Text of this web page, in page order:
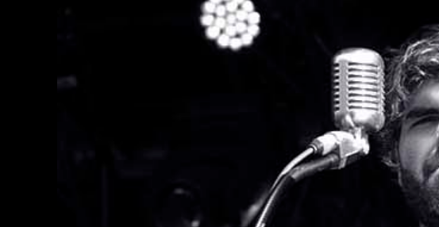
TOVE LO ÉTAIT DE PASSAGE AU MTELUS
LES DANSEURS ÉTOILES PARASITENT TON CIEL
JEFF MARTIN AU CORONA DE MONTRÉAL
ON VA SE LE DIRE, SWORD EST DE RETOUR
LA COMPIL’ ZOO DE SLAM DISQUES EST DE RETOUR
LES RÊVES SONT FAITS POUR ÊTRE RÉALISÉS
DEATH NOTE SILENCE - COLLIDE AND COLLAPSE